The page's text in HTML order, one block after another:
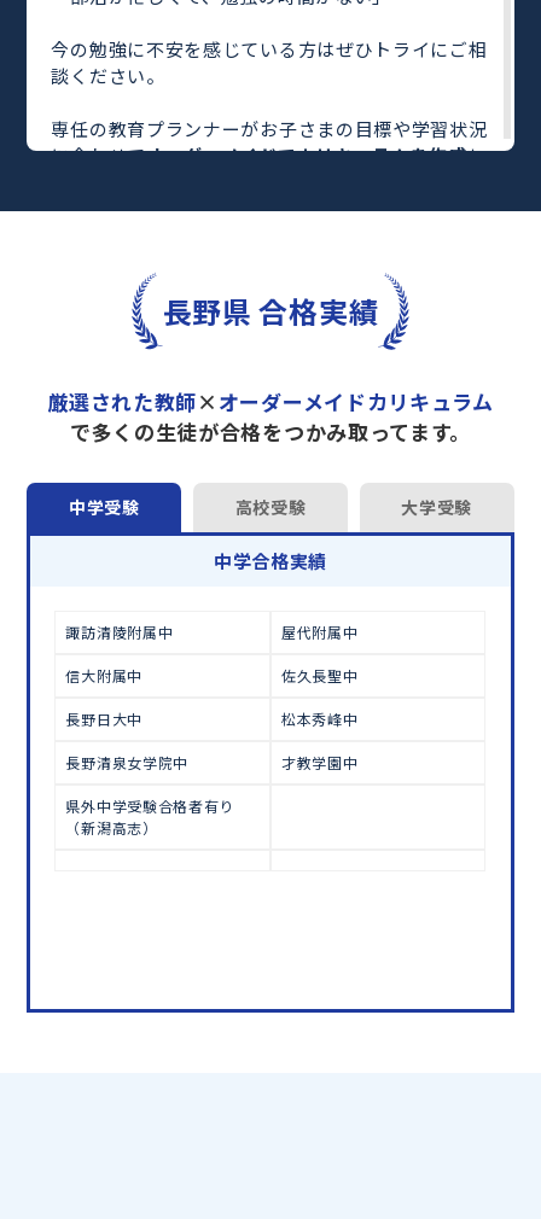
今の勉強に不安を感じている方はぜひトライにご相
談ください。
専任の教育プランナーがお子さまの目標や学習状況
に合わせてオーダーメイドでカリキュラムを作成し
完全マンツーマンで自分に合った教師がわかるまで
さらに、単元別の学習の理解度がわかる「AI学習診
や授業内容や授業以外の勉強をナビゲートする
「DAILY TRY」
など、豊富な学習コンテンツが
トライで一緒に“自己最高得点”を目指しません
か？
オンラインでの学習面談も承っております。
学習相談のお申し込みはこちら
長野県 合格実績
厳選された教師× オーダーメイドカリキュラム
で多くの生徒が合格をつかみ取ってます。
中学受験 高校受験 大学受験
中学合格実績
諏訪清陵附属中 屋代附属中
信大附属中 佐久長聖中
長野日大中 松本秀峰中
長野清泉女学院中 才教学園中
県外中学受験合格者有り
（新潟高志）